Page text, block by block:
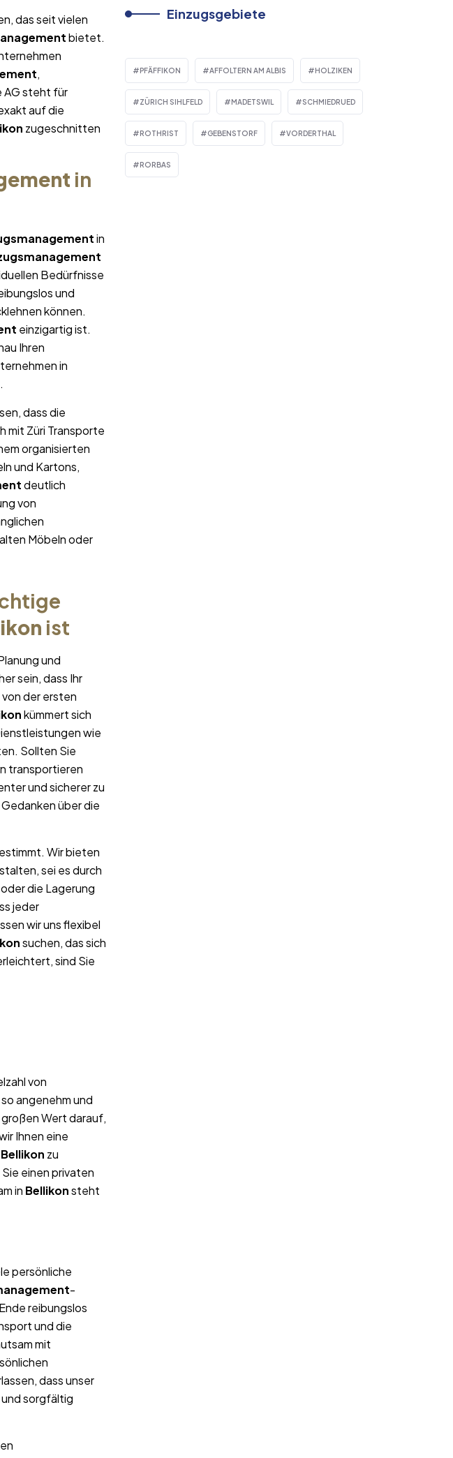
das seit vielen
bietet.
,
AG steht für
auf die
zugeschnitten
in
in
Bedürfnisse
und
können.
einzigartig ist.
Ihren
in
dass die
mit Züri Transporte
organisierten
und Kartons,
deutlich
von
Möbeln oder
ist
und
sein, dass Ihr
der ersten
kümmert sich
wie
Sollten Sie
transportieren
und sicherer zu
über die
Wir bieten
sei es durch
die Lagerung
jeder
wir uns flexibel
suchen, das sich
sind Sie
von
so angenehm und
Wert darauf,
Ihnen eine
Bellikon zu
einen privaten
in Bellikonsteht
persönliche
-
reibungslos
und die
mit
dass unser
sorgfältig
Einzugsgebiete
PFÄFFIKON AFFOLTERN AM ALBIS HOLZIKEN
ZÜRICH SIHLFELD MADETSWIL SCHMIEDRUED
ROTHRIST GEBENSTORF VORDERTHAL
RORBAS